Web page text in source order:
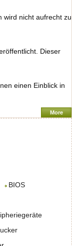
wird nicht aufrecht zu
Dieser
einen Einblick in
More
BIOS